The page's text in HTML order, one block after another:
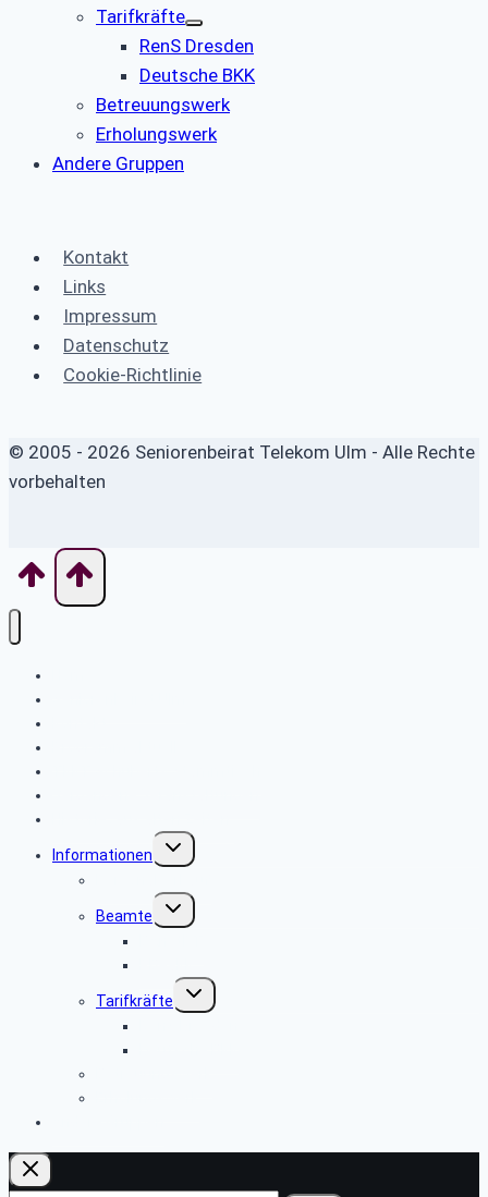
Tarifkräfte
RenS Dresden
Deutsche BKK
Betreuungswerk
Erholungswerk
Andere Gruppen
Kontakt
Links
Impressum
Datenschutz
Cookie-Richtlinie
© 2005 - 2026 Seniorenbeirat Telekom Ulm - Alle Rechte
vorbehalten
Informationen
Untermenü
umschalten
Beamte
Untermenü
umschalten
Tarifkräfte
Untermenü
umschalten